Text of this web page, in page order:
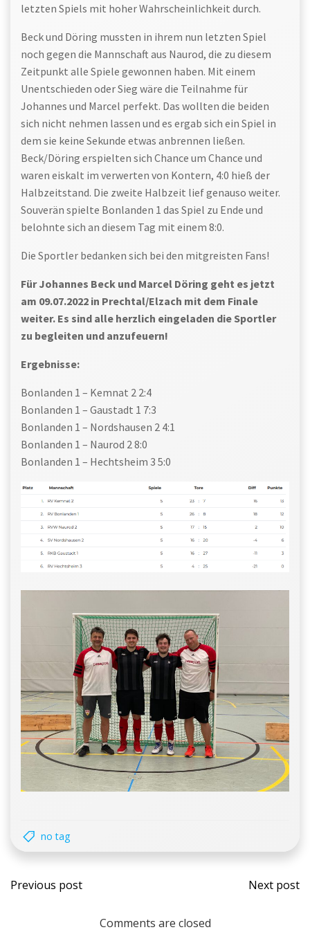
letzten Spiels mit hoher Wahrscheinlichkeit durch.
Beck und Döring mussten in ihrem nun letzten Spiel
noch gegen die Mannschaft aus Naurod, die zu diesem
Zeitpunkt alle Spiele gewonnen haben. Mit einem
Unentschieden oder Sieg wäre die Teilnahme für
Johannes und Marcel perfekt. Das wollten die beiden
sich nicht nehmen lassen und es ergab sich ein Spiel in
dem sie keine Sekunde etwas anbrennen ließen.
Beck/Döring erspielten sich Chance um Chance und
waren eiskalt im verwerten von Kontern, 4:0 hieß der
Halbzeitstand. Die zweite Halbzeit lief genauso weiter.
Souverän spielte Bonlanden 1 das Spiel zu Ende und
belohnte sich an diesem Tag mit einem 8:0.
Die Sportler bedanken sich bei den mitgreisten Fans!
Für Johannes Beck und Marcel Döring geht es jetzt
am 09.07.2022 in Prechtal/Elzach mit dem Finale
weiter. Es sind alle herzlich eingeladen die Sportler
zu begleiten und anzufeuern!
Ergebnisse:
Bonlanden 1 – Kemnat 2 2:4
Bonlanden 1 – Gaustadt 1 7:3
Bonlanden 1 – Nordshausen 2 4:1
Bonlanden 1 – Naurod 2 8:0
Bonlanden 1 – Hechtsheim 3 5:0
no tag
Post
navigation
Previous post
Post
Next post
Comments are closed